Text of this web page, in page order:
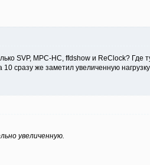
SVP, MPC-HC, ffdshow и ReClock? Где
сразу же заметил увеличенную
увеличенную.